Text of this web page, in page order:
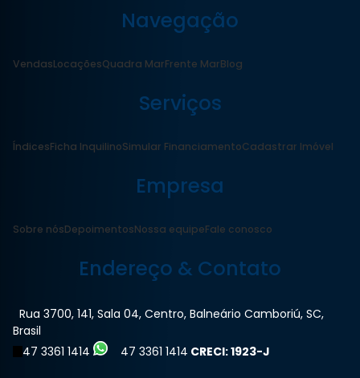
Navegação
VendasLocaçõesQuadra MarFrente MarBlog
Serviços
ÍndicesFicha InquilinoSimular FinanciamentoCadastrar Imóvel
Empresa
Sobre nósDepoimentosNossa equipeFale conosco
Endereço & Contato
Rua 3700, 141, Sala 04, Centro, Balneário Camboriú, SC,
Brasil
47 3361 1414
47 3361 1414 CRECI: 1923-J